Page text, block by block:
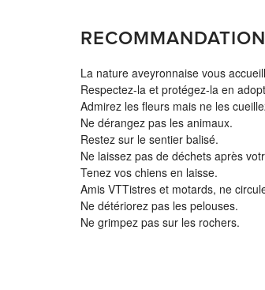
La nature aveyronnaise vous
Respectez-la et protégez-la en
Admirez les fleurs mais ne les
Ne dérangez pas les animaux.
Restez sur le sentier balisé.
Ne laissez pas de déchets après
Tenez vos chiens en laisse.
Amis VTTistres et motards, ne
Ne détériorez pas les pelouses.
Ne grimpez pas sur les rochers.